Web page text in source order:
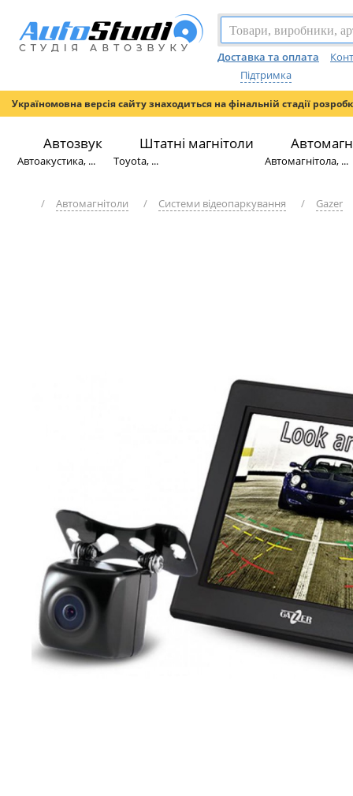
Доставка та оплата
Підтримка
Україномовна версія сайту знаходиться на фінальній стадії
Автозвук
Автоакустика, ...
Штатні магнітоли
Toyota, ... Автомагнітола, ...
/ Автомагнітоли / Системи відеопаркування / Gazer